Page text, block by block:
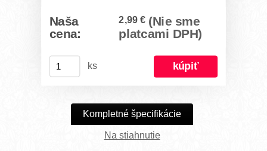
Naša
cena:
2,99 € (Nie sme
platcami DPH)
ks
Kompletné špecifikácie
Na stiahnutie